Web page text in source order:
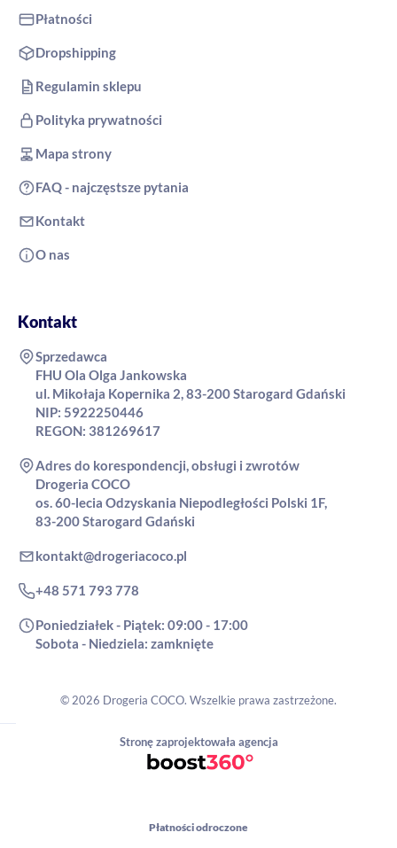
Płatności
Dropshipping
Regulamin sklepu
Polityka prywatności
Mapa strony
FAQ - najczęstsze pytania
Kontakt
O nas
Kontakt
Sprzedawca
FHU Ola Olga Jankowska
ul. Mikołaja Kopernika 2, 83-200 Starogard Gdański
NIP: 5922250446
REGON: 381269617
Adres do korespondencji, obsługi i zwrotów
Drogeria COCO
os. 60-lecia Odzyskania Niepodległości Polski 1F,
83-200 Starogard Gdański
kontakt@drogeriacoco.pl
+48 571 793 778
Poniedziałek - Piątek: 09:00 - 17:00
Sobota - Niedziela: zamknięte
© 2026 Drogeria COCO. Wszelkie prawa zastrzeżone.
Stronę zaprojektowała agencja
Płatności odroczone